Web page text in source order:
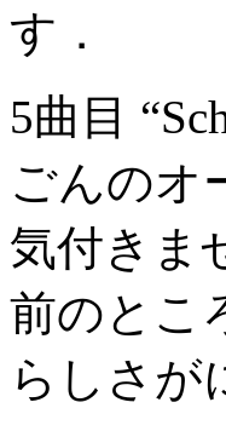
す．
5曲目
ごんのオ
気付きま
前のとこ
らしさが